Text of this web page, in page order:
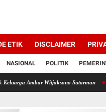
ETIK DISCLAIMER
NASIONAL POLITIK
Witjaksono Sutarman Ribuan Paket